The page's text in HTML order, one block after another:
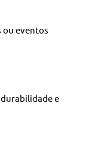
ou eventos
e